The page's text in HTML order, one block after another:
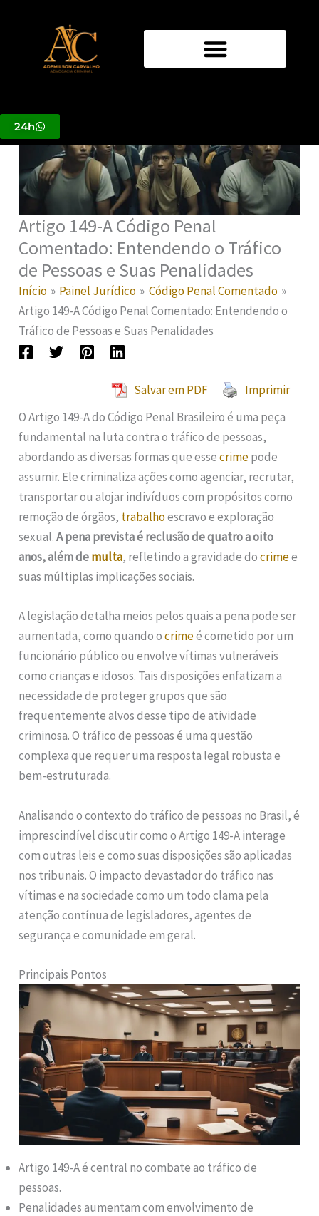
conteúdo
24h
Artigo 149-A Código Penal
Comentado: Entendendo o Tráfico
de Pessoas e Suas Penalidades
Início Painel Jurídico
Código Penal Comentado
Artigo 149-A Código Penal Comentado: Entendendo o
Tráfico de Pessoas e Suas Penalidades
Salvar em PDF
Imprimir
O Artigo 149-A do Código Penal Brasileiro é uma peça
fundamental na luta contra o tráfico de pessoas,
abordando as diversas formas que essecrimepode
assumir. Ele criminaliza ações como agenciar, recrutar,
transportar ou alojar indivíduos com propósitos como
remoção de órgãos, trabalhoescravo e exploração
sexual.A pena prevista é reclusão de quatro a oito
anos, além demulta, refletindo a gravidade docrimee
suas múltiplas implicações sociais.
A legislação detalha meios pelos quais a pena pode ser
aumentada, como quando ocrimeé cometido por um
funcionário público ou envolve vítimas vulneráveis
como crianças e idosos. Tais disposições enfatizam a
necessidade de proteger grupos que são
frequentemente alvos desse tipo de atividade
criminosa. O tráfico de pessoas é uma questão
complexa que requer uma resposta legal robusta e
bem-estruturada.
Analisando o contexto do tráfico de pessoas no Brasil, é
imprescindível discutir como o Artigo 149-A interage
com outras leis e como suas disposições são aplicadas
nos tribunais. O impacto devastador do tráfico nas
vítimas e na sociedade como um todo clama pela
atenção contínua de legisladores, agentes de
segurança e comunidade em geral.
Principais Pontos
Artigo 149-A é central no combate ao tráfico de
pessoas.
Penalidades aumentam com envolvimento de